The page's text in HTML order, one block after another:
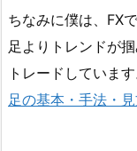
ちなみに僕は、FX
足よりトレンドが
トレードしていま
足の基本・手法・